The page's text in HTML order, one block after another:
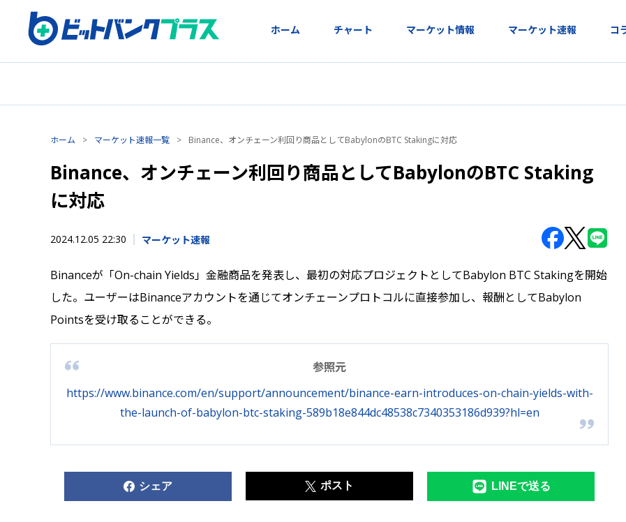
ホーム チャート マーケット情報 マーケット速報 コ
ホーム > マーケット速報一覧 > Binance、オンチェーン利回り商品としてBabylonのBTC Stakingに対応
Binance、オンチェーン利回り商品としてBabylonのBTC Staking
に対応
2024.12.05 22:30 マーケット速報
Binanceが「On-chain Yields」金融商品を発表し、最初の対応プロジェクトとしてBabylon BTC Stakingを開始
した。ユーザーはBinanceアカウントを通じてオンチェーンプロトコルに直接参加し、報酬としてBabylon
Pointsを受け取ることができる。
参照元
https://www.binance.com/en/support/announcement/binance-earn-introduces-on-chain-yields-with-
the-launch-of-babylon-btc-staking-589b18e844dc48538c7340353186d939?hl=en
シェア ポスト LINEで送る